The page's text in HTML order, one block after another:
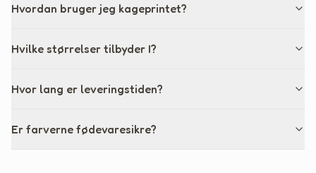
Hvordan bruger jeg kageprintet?
Hvilke størrelser tilbyder I?
Hvor lang er leveringstiden?
Er farverne fødevaresikre?